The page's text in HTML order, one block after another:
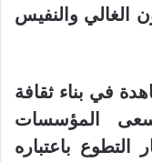
الغالي والنفيس
في بناء ثقافة
المؤسسات
التطوع باعتباره